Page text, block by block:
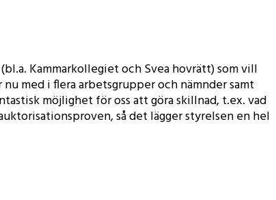
Kammarkollegiet och Svea hovrätt) som vill
med i flera arbetsgrupper och nämnder samt
möjlighet för oss att göra skillnad, t.ex. vad
så det lägger styrelsen en hel